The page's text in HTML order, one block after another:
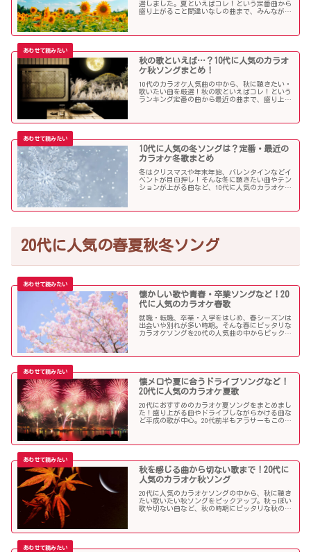
選しました。夏といえばコレ！という定番曲から
盛り上がること間違いなしの曲まで、みんなが選
秋の歌といえば…？10代に人気のカラオ
ケ秋ソングまとめ！
10代のカラオケ人気曲の中から、秋に聴きたい・
歌いたい曲を厳選！秋の歌といえばコレ！という
ランキング定番の曲から最近の曲まで、盛り上が
10代に人気の冬ソングは？定番・最近の
カラオケ冬歌まとめ
冬はクリスマスや年末年始、バレンタインなどイ
ベントが目白押し！そんな冬に聴きたい曲やテン
ションが上がる曲など、10代に人気のカラオケソ
20代に人気の春夏秋冬ソング
懐かしい歌や青春・卒業ソングなど！20
代に人気のカラオケ春歌
就職・転職、卒業・入学をはじめ、春シーズンは
出会いや別れが多い時期。そんな春にピッタリな
カラオケソングを20代の人気曲の中からピックア
懐メロや夏に合うドライブソングなど！
20代に人気のカラオケ夏歌
20代におすすめのカラオケ夏ソングをまとめまし
た！盛り上がる曲やドライブしながらかける曲な
ど平成の歌が中心。20代前半もアラサーもこの曲
秋を感じる曲から切ない歌まで！20代に
人気のカラオケ秋ソング
20代に人気のカラオケソングの中から、秋に聴き
たい歌いたい秋ソングをピックアップ。秋っぽい
歌や切ない曲など、秋の時期にピッタリな秋の歌